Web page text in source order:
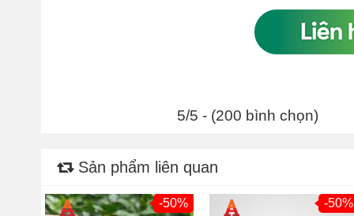
5/5 - (200 bình chọn)
Sản phẩm liên quan
-50% -50%